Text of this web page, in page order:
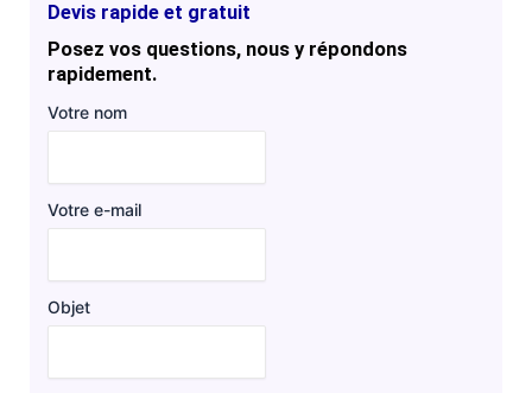
Devis rapide et gratuit
Posez vos questions, nous y répondons
rapidement.
Votre nom
Votre e-mail
Objet